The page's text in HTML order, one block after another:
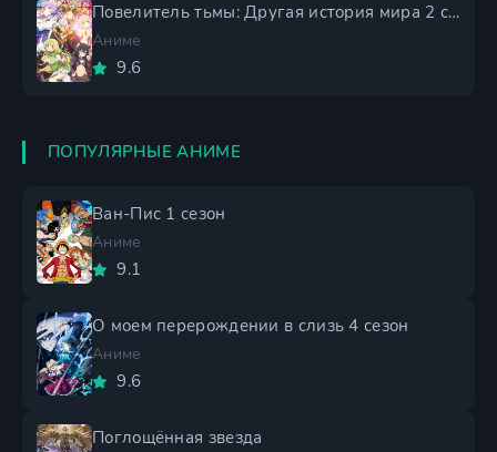
Повелитель тьмы: Другая история мира 2 сезон
Аниме
9.6
ПОПУЛЯРНЫЕ АНИМЕ
Ван-Пис 1 сезон
Аниме
9.1
О моем перерождении в слизь 4 сезон
Аниме
9.6
Поглощённая звезда